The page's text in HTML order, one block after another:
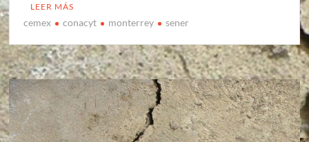
LEER MÁS
cemex conacyt monterrey sener